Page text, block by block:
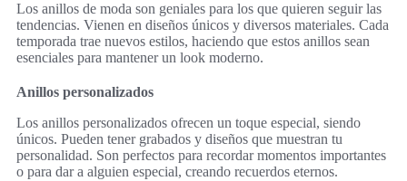
Los anillos de moda son geniales para los que quieren seguir las
tendencias. Vienen en diseños únicos y diversos materiales. Cada
temporada trae nuevos estilos, haciendo que estos anillos sean
esenciales para mantener un look moderno.
Anillos personalizados
Los anillos personalizados ofrecen un toque especial, siendo
únicos. Pueden tener grabados y diseños que muestran tu
personalidad. Son perfectos para recordar momentos importantes
o para dar a alguien especial, creando recuerdos eternos.